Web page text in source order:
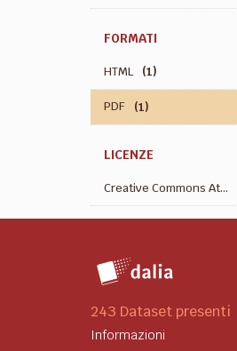
FORMATI
HTML (1)
PDF (1)
LICENZE
Creative Commons At...
243 Dataset presenti
Informazioni